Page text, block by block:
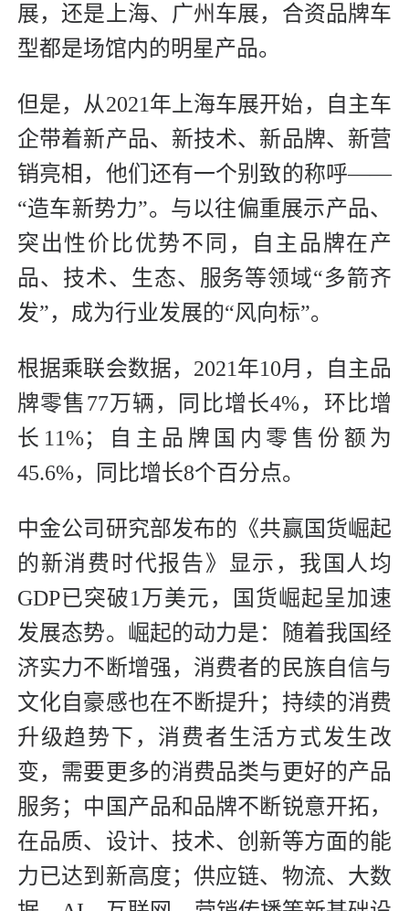
展，还是上海、广州车展，合资品牌车
型都是场馆内的明星产品。
但是，从2021年上海车展开始，自主车
企带着新产品、新技术、新品牌、新营
销亮相，他们还有一个别致的称呼——
“造车新势力”。与以往偏重展示产品、
突出性价比优势不同，自主品牌在产
品、技术、生态、服务等领域“多箭齐
发”，成为行业发展的“风向标”。
根据乘联会数据，2021年10月，自主品
牌零售77万辆，同比增长4%，环比增
长11%；自主品牌国内零售份额为
45.6%，同比增长8个百分点。
中金公司研究部发布的《共赢国货崛起
的新消费时代报告》显示，我国人均
GDP已突破1万美元，国货崛起呈加速
发展态势。崛起的动力是：随着我国经
济实力不断增强，消费者的民族自信与
文化自豪感也在不断提升；持续的消费
升级趋势下，消费者生活方式发生改
变，需要更多的消费品类与更好的产品
服务；中国产品和品牌不断锐意开拓，
在品质、设计、技术、创新等方面的能
力已达到新高度；供应链、物流、大数